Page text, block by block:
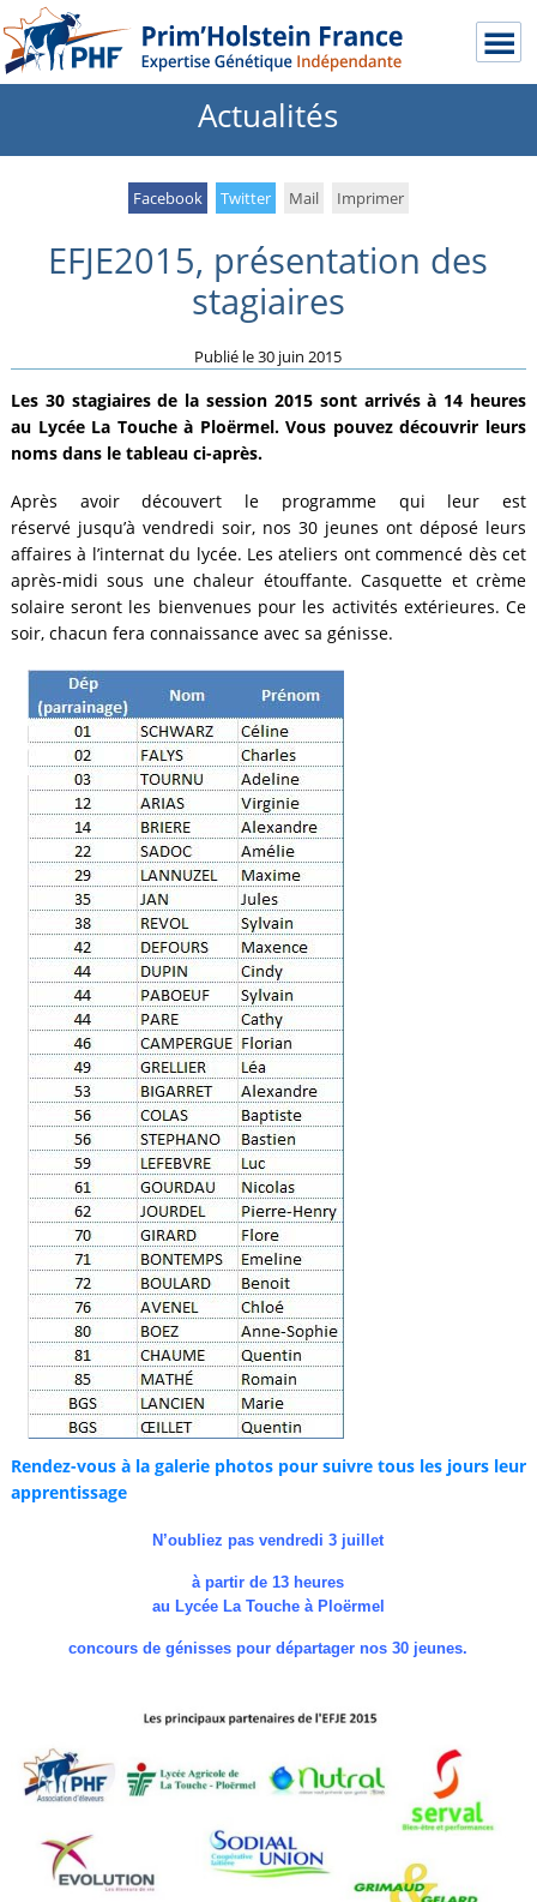
Actualités
Facebook Twitter Mail Imprimer
EFJE2015, présentation des
stagiaires
Publié le30 juin 2015
Les 30 stagiaires de la session 2015 sont arrivés à 14 heures
au Lycée La Touche à Ploërmel. Vous pouvez découvrir leurs
noms dans le tableau ci-après.
Après avoir découvert le programme qui leur est
réservé jusqu’à vendredi soir, nos 30 jeunes ont déposé leurs
affaires à l’internat du lycée. Les ateliers ont commencé dès cet
après-midi sous une chaleur étouffante. Casquette et crème
solaire seront les bienvenues pour les activités extérieures. Ce
soir, chacun fera connaissance avec sa génisse.
Rendez-vous à la galerie photos pour suivre tous les jours leur
apprentissage
N’oubliez pas vendredi 3 juillet
à partir de 13 heures
au Lycée La Touche à Ploërmel
concours de génisses pour départager nos 30 jeunes.